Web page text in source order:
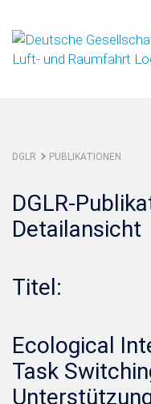
DGLR PUBLIKATIONEN
DGLR-
Detailansicht
Titel:
Ecological
Task